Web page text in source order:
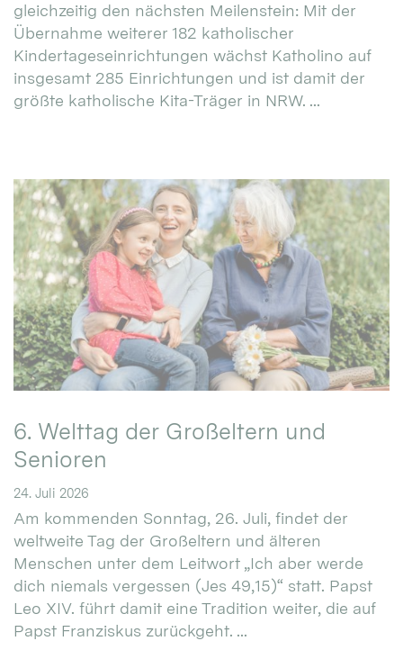
gleichzeitig den nächsten Meilenstein: Mit der
Übernahme weiterer 182 katholischer
Kindertageseinrichtungen wächst Katholino auf
insgesamt 285 Einrichtungen und ist damit der
größte katholische Kita-Träger in NRW. ...
6. Welttag der Großeltern und
Senioren
24. Juli 2026
Am kommenden Sonntag, 26. Juli, findet der
weltweite Tag der Großeltern und älteren
Menschen unter dem Leitwort „Ich aber werde
dich niemals vergessen (Jes 49,15)“ statt. Papst
Leo XIV. führt damit eine Tradition weiter, die auf
Papst Franziskus zurückgeht. ...